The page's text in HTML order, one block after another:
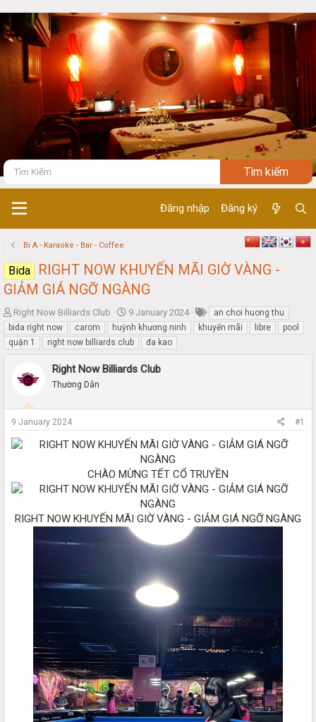
Đăng nhập Đăng ký
Bi A - Karaoke - Bar - Coffee
Bida
RIGHT NOW KHUYẾN MÃI GIỜ VÀNG -
GIẢM GIÁ NGỠ NGÀNG
T
h
r
e
d
r
t
e
Right Now Billiards Club
S
t
a
r
t
d
9 January 2024
an choi huong thu
bida right now
carom huỳnh khương ninh khuyến mãi libre
pool
quận 1
right now billiards club đa kao
Right Now Billiards Club
Thường Dân
9 January 2024 #1
CHÀO MỪNG TẾT CỔ TRUYỀN
RIGHT NOW KHUYẾN MÃI GIỜ VÀNG - GIẢM GIÁ NGỠ NGÀNG